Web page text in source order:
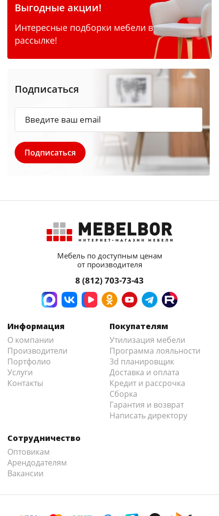
Выгодные акции!
Интересные подборки мебели в
рассылке!
Подписаться
Мебель по доступным ценам
от производителя
8 (812) 703-73-43
Информация
О компании
Производители
Портфолио
Услуги
Контакты
Покупателям
Утилизация мебели
Программа лояльности
3d планировщик
Доставка и оплата
Кредит и рассрочка
Сборка
Гарантия и возврат
Написать директору
Сотрудничество
Оптовикам
Арендодателям
Вакансии